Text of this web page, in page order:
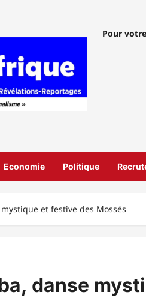
Pour
Economie Politique
et festive des Mossés
danse